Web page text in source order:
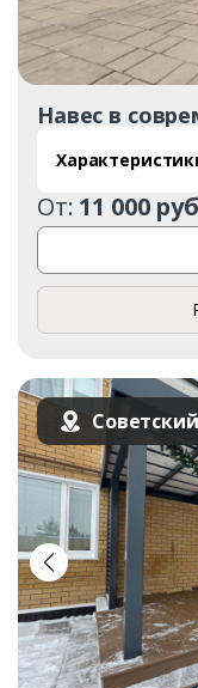
Комментарий
Навес в
От: 11 000